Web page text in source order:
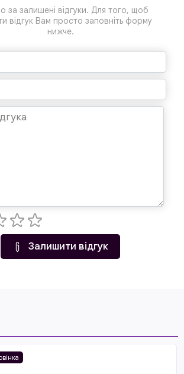
за залишені відгуки. Для того, щоб
відгук Вам просто заповніть форму
нижче.
Залишити відгук